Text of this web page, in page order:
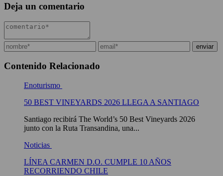
Deja un comentario
Contenido Relacionado
Enoturismo
50 BEST VINEYARDS 2026 LLEGA A SANTIAGO
Santiago recibirá The World’s 50 Best Vineyards 2026
junto con la Ruta Transandina, una...
Noticias
LÍNEA CARMEN D.O. CUMPLE 10 AÑOS
RECORRIENDO CHILE